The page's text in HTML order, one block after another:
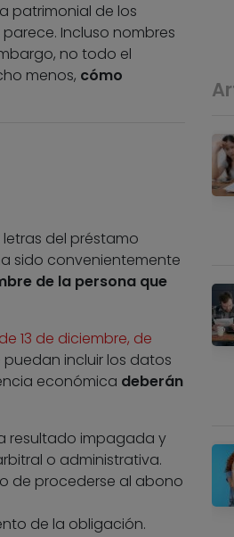
patrimonial de los
Incluso nombres
no todo el
menos, cómo
del préstamo
sido convenientemente
de la persona que
13 de diciembre, de
incluir los datos
económica deberán
resultado impagada y
o administrativa.
de procederse al abono
de la obligación.